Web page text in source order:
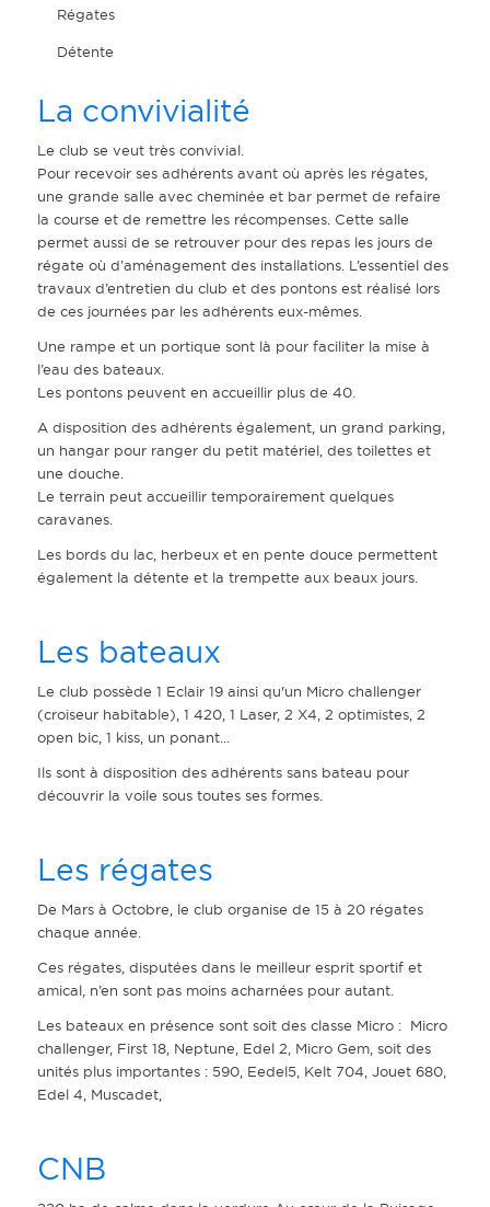
Régates
Détente
La convivialité
Le club se veut très convivial.
Pour recevoir ses adhérents avant où après les régates,
une grande salle avec cheminée et bar permet de refaire
la course et de remettre les récompenses. Cette salle
permet aussi de se retrouver pour des repas les jours de
régate où d’aménagement des installations. L’essentiel des
travaux d’entretien du club et des pontons est réalisé lors
de ces journées par les adhérents eux-mêmes.
Une rampe et un portique sont là pour faciliter la mise à
l’eau des bateaux.
Les pontons peuvent en accueillir plus de 40.
A disposition des adhérents également, un grand parking,
un hangar pour ranger du petit matériel, des toilettes et
une douche.
Le terrain peut accueillir temporairement quelques
caravanes.
Les bords du lac, herbeux et en pente douce permettent
également la détente et la trempette aux beaux jours.
Les bateaux
Le club possède 1 Eclair 19 ainsi qu'un Micro challenger
(croiseur habitable), 1 420, 1 Laser, 2 X4, 2 optimistes, 2
open bic, 1 kiss, un ponant...
Ils sont à disposition des adhérents sans bateau pour
découvrir la voile sous toutes ses formes.
Les régates
De Mars à Octobre, le club organise de 15 à 20 régates
chaque année.
Ces régates, disputées dans le meilleur esprit sportif et
amical, n’en sont pas moins acharnées pour autant.
Les bateaux en présence sont soit des classe Micro : Micro
challenger, First 18, Neptune, Edel 2, Micro Gem, soit des
unités plus importantes : 590, Eedel5, Kelt 704, Jouet 680,
Edel 4, Muscadet,
CNB